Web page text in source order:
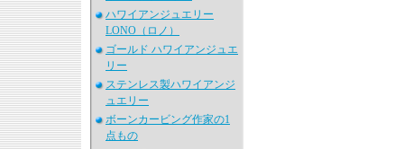
ハワイアンジュエリー
LONO（ロノ）
ゴールド ハワイアンジュエ
リー
ステンレス製ハワイアンジ
ュエリー
ボーンカービング作家の1
点もの